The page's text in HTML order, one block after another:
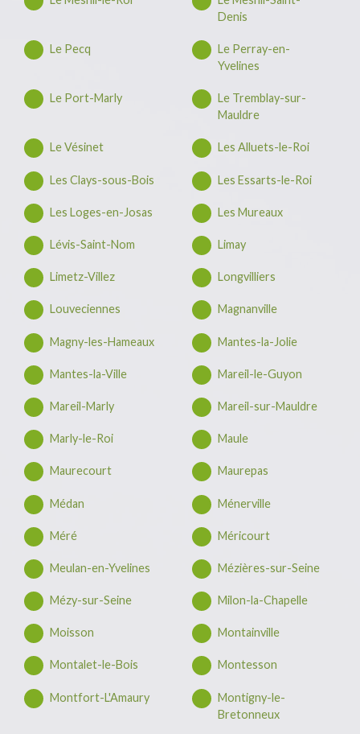
Denis
Le Pecq
Le Perray-en-
Yvelines
Le Port-Marly
Le Tremblay-sur-
Mauldre
Le Vésinet Les Alluets-le-Roi
Les Clays-sous-Bois Les Essarts-le-Roi
Les Loges-en-Josas Les Mureaux
Lévis-Saint-Nom Limay
Limetz-Villez Longvilliers
Louveciennes Magnanville
Magny-les-Hameaux Mantes-la-Jolie
Mantes-la-Ville Mareil-le-Guyon
Mareil-Marly Mareil-sur-Mauldre
Marly-le-Roi Maule
Maurecourt Maurepas
Médan Ménerville
Méré Méricourt
Meulan-en-Yvelines Mézières-sur-Seine
Mézy-sur-Seine Milon-la-Chapelle
Moisson Montainville
Montalet-le-Bois Montesson
Montfort-L'Amaury
Montigny-le-
Bretonneux